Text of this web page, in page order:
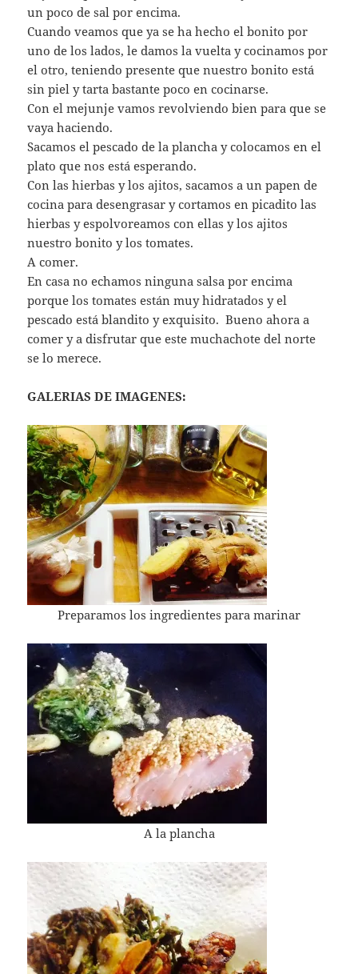
un poco de sal por encima.
Cuando veamos que ya se ha hecho el bonito por
uno de los lados, le damos la vuelta y cocinamos por
el otro, teniendo presente que nuestro bonito está
sin piel y tarta bastante poco en cocinarse.
Con el mejunje vamos revolviendo bien para que se
vaya haciendo.
Sacamos el pescado de la plancha y colocamos en el
plato que nos está esperando.
Con las hierbas y los ajitos, sacamos a un papen de
cocina para desengrasar y cortamos en picadito las
hierbas y espolvoreamos con ellas y los ajitos
nuestro bonito y los tomates.
A comer.
En casa no echamos ninguna salsa por encima
porque los tomates están muy hidratados y el
pescado está blandito y exquisito. Bueno ahora a
comer y a disfrutar que este muchachote del norte
se lo merece.
GALERIAS DE IMAGENES:
Preparamos los ingredientes para marinar
A la plancha